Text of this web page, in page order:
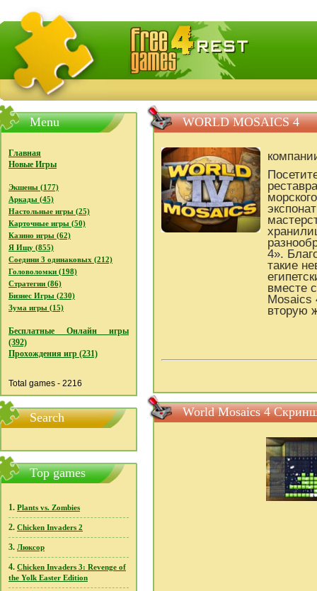
FreeGames4Rrest - Бесплатно скачать игры,
Menu
Главная
Новые Игры
Экшены (177)
Аркады (45)
Настольные игры (25)
Карточные игры (50)
Казино игры (62)
Я Ищу (855)
Соедини 3 одинаковых (212)
Головоломки (198)
Стратегии (86)
Бизнес Игры (230)
Зума игры (15)
Бесплатные Онлайн игры
(392)
Прохождения игр (231)
Total games - 2216
Search
Top games
1. Plants vs. Zombies
2. Chicken Invaders 2
3. Люксор
4. Chicken Invaders 3: Revenge of
the Yolk Easter Edition
WORLD MOSAICS 4
4».
такие
вместе
Mosaics
вторую
World Mosaics 4